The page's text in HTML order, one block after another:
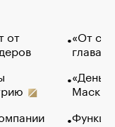
от
«От
глава
Маск в